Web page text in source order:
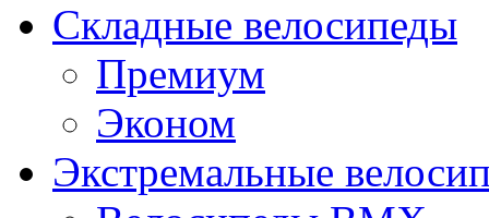
Складные велосипеды
Премиум
Эконом
Экстремальные